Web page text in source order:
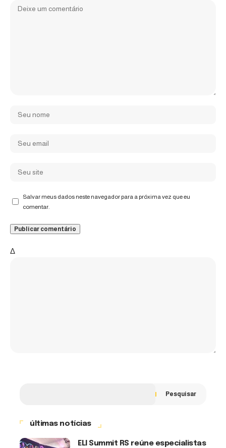
Salvar meus dados neste navegador para a próxima vez que eu
comentar.
Δ
Pesquisar
últimas notícias
ELI Summit RS reúne especialistas